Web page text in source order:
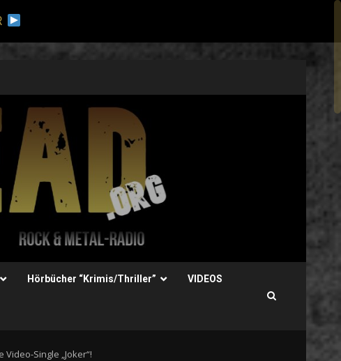
Hörbücher “Krimis/Thriller” VIDEOS
Single „Joker“!